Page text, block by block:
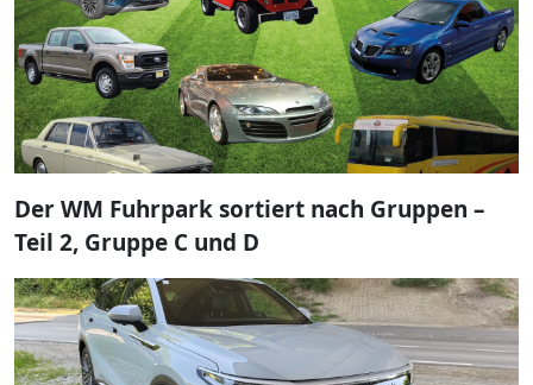
Der WM Fuhrpark sortiert nach Gruppen –
Teil 2, Gruppe C und D